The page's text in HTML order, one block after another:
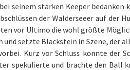
seinem starken Keeper bedanken
der Walderseeer auf der
vor Ultimo die wohl größte
und setzte Blackstein in Szene, der
Kurz vor Schluss konnte der
spekulierte und brachte den Ball